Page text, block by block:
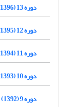
دوره 13 (1396)
دوره 12 (1395)
دوره 11 (1394)
دوره 10 (1393)
دوره 9 (1392)